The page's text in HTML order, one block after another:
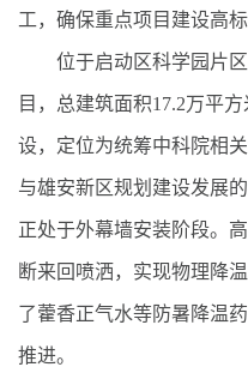
工，确保重点项目建设高
位于启动区科学园片区
目，总建筑面积17.2万平
设，定位为统筹中科院相
与雄安新区规划建设发展
正处于外幕墙安装阶段。
断来回喷洒，实现物理降
了藿香正气水等防暑降温
推进。